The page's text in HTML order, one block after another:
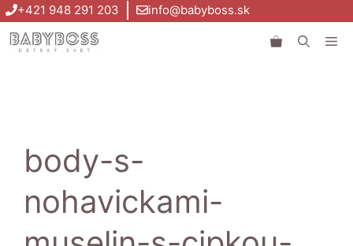
Preskočiť
na
obsah
+421 948 291 203 info@babyboss.sk
body-s-
nohavickami-